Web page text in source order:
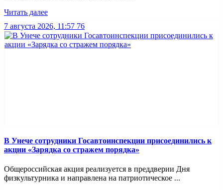
Читать далее
7 августа 2026, 11:57 76
В Унече сотрудники Госавтоинспекции присоединились к
акции «Зарядка со стражем порядка»
Общероссийская акция реализуется в преддверии Дня
физкультурника и направлена на патриотическое ...